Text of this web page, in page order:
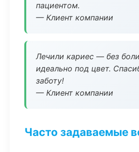
пациентом.
— Клиент компании
Лечили кариес — без
идеально под цвет.
заботу!
— Клиент компании
Часто задаваемые